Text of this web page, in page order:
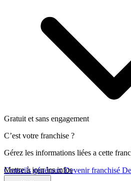
Conseils générauxDevenir franchisé
Gratuit et sans engagement
C’est votre franchise ?
Gérez les informations liées a cette
Mettre à jour les infos